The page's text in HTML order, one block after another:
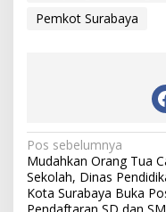
Pemkot Surabaya
N
a
v
Pos sebelumnya
Mudahkan Orang Tua
Sekolah, Dinas
Kota Surabaya Buka